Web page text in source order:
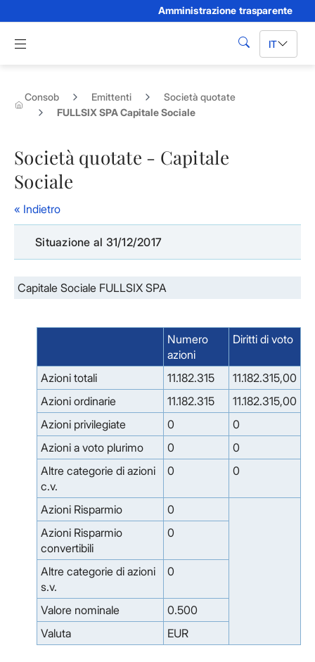
Amministrazione trasparente
Apri menu di navigazione
cerca IT
Consob Emittenti
Società quotate
FULLSIX SPA Capitale Sociale
Società quotate - Capitale
Sociale
« Indietro
Situazione al 31/12/2017
Capitale Sociale FULLSIX SPA
Numero
azioni
Diritti di voto
Azioni totali 11.182.315
11.182.315,00
Azioni ordinarie
11.182.315
11.182.315,00
Azioni privilegiate
0
0
Azioni a voto plurimo
0
0
Altre categorie di azioni
c.v.
0 0
Azioni Risparmio
0
Azioni Risparmio
convertibili
0
Altre categorie di azioni
s.v.
0
Valore nominale
0.500
Valuta
EUR